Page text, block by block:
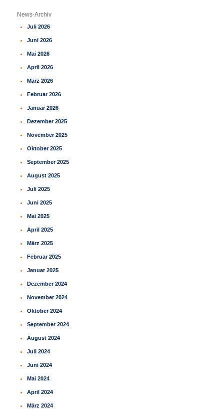
h
n
News-Archiv
Juli 2026
Juni 2026
Mai 2026
April 2026
März 2026
Februar 2026
Januar 2026
Dezember 2025
November 2025
Oktober 2025
September 2025
August 2025
Juli 2025
Juni 2025
Mai 2025
April 2025
März 2025
Februar 2025
Januar 2025
Dezember 2024
November 2024
Oktober 2024
September 2024
August 2024
Juli 2024
Juni 2024
Mai 2024
April 2024
März 2024